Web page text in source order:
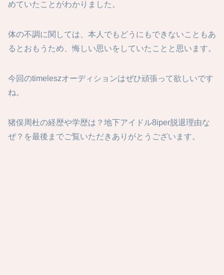
めていたことがわかりました。
体の不調に関しては、本人でもどうにもできないこともあ
るとおもうため、悔しい思いをしていたことと思います。
今回のtimeleszオーディションはぜひ頑張って欲しいです
ね。
猪俣周杜の経歴や学歴は？地下アイドル8iper脱退理由な
ぜ？を最後までご覧いただきありがとうございます。